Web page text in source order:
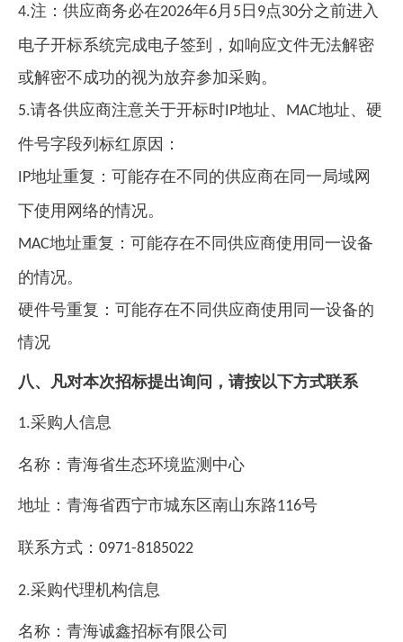
4.注：供应商务必在2026年6 月 5 日 9点30分之前进入
电子开标系统完成电子签到，如响应文件无法解密
或解密不成功的视为放弃参加采购。
5.请各供应商注意关于开标时 IP地址、 MAC地址、硬
件号字段列标红原因：
IP地址重复：可能存在不同的供应商在同一局域网
下使用网络的情况。
MAC地址重复：可能存在不同供应商使用同一设备
的情况。
硬件号重复：可能存在不同供应商使用同一设备的
情况
八、凡对本次招标提出询问，请按以下方式联系
1.采购人信息
名称： 青海省生态环境监测中心
地址： 青海省西宁市城东区南山东路116号
联系方式： 0971-8185022
2.采购代理机构信息
名称： 青海诚鑫招标有限公司